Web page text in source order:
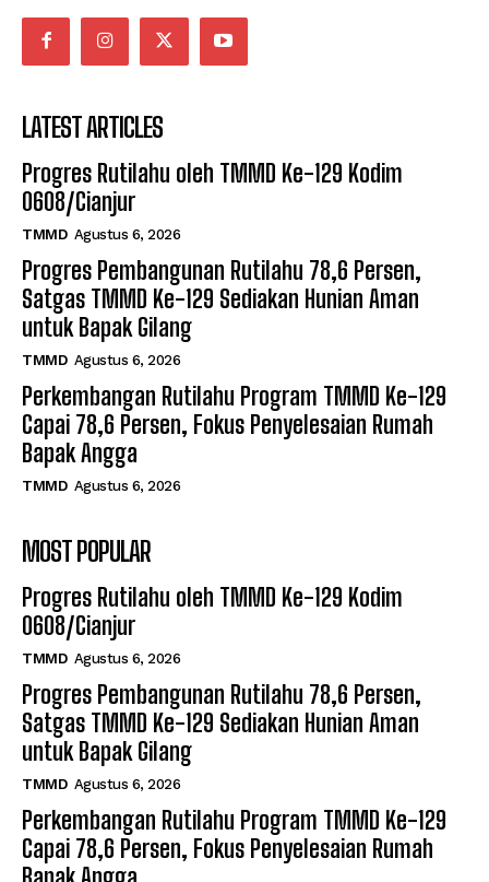
LATEST ARTICLES
Progres Rutilahu oleh TMMD Ke-129 Kodim
0608/Cianjur
TMMD Agustus 6, 2026
Progres Pembangunan Rutilahu 78,6 Persen,
Satgas TMMD Ke-129 Sediakan Hunian Aman
untuk Bapak Gilang
TMMD Agustus 6, 2026
Perkembangan Rutilahu Program TMMD Ke-129
Capai 78,6 Persen, Fokus Penyelesaian Rumah
Bapak Angga
TMMD Agustus 6, 2026
MOST POPULAR
Progres Rutilahu oleh TMMD Ke-129 Kodim
0608/Cianjur
TMMD Agustus 6, 2026
Progres Pembangunan Rutilahu 78,6 Persen,
Satgas TMMD Ke-129 Sediakan Hunian Aman
untuk Bapak Gilang
TMMD Agustus 6, 2026
Perkembangan Rutilahu Program TMMD Ke-129
Capai 78,6 Persen, Fokus Penyelesaian Rumah